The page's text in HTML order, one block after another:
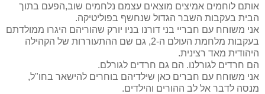
אותם לוחמים אמיצים מוצאים עצמם נלחמים שוב,הפעם בתוך
הבית בעקבות השבר הגדול שנחשף בפוליטיקה.
אני משוחח עם חבריי בני דורנו בניו יורק שהוריהם היגרו ממולדתם
בעקבות מלחמת העולם ה-2, גם שם ההתעוררות של הקהילה
היהודית מאד רצינית.
הם חרדים לגורלנו. הם גם חרדים לגורלם.
אני משוחח עם חברים כאן שילדיהם בוחרים להישאר בחו"ל,
מנסה לדבר אל לב ההורים והילדים.